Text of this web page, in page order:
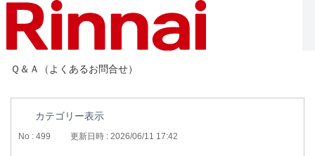
Ｑ＆Ａ（よくあるお問合せ）
カテゴリー表示
No : 499 更新日時 : 2026/06/11 17:42